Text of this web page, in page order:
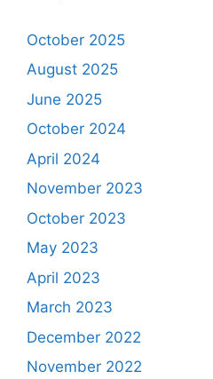
October 2025
August 2025
June 2025
October 2024
April 2024
November 2023
October 2023
May 2023
April 2023
March 2023
December 2022
November 2022